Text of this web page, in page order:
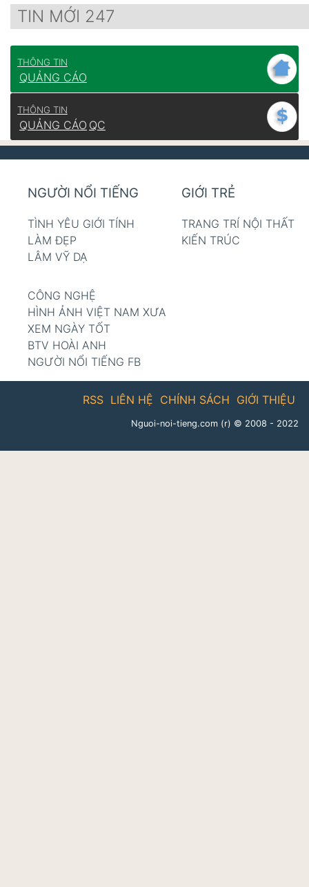
TIN MỚI 247
THÔNG TIN
QUẢNG CÁO
THÔNG TIN
QUẢNG CÁO QC
NGƯỜI NỔI TIẾNG
TÌNH YÊU GIỚI TÍNH
LÀM ĐẸP
LÂM VỸ DẠ
GIỚI TRẺ
TRANG TRÍ NỘI THẤT
KIẾN TRÚC
CÔNG NGHỆ
HÌNH ẢNH VIỆT NAM XƯA
XEM NGÀY TỐT
BTV HOÀI ANH
NGƯỜI NỔI TIẾNG FB
GIỚI THIỆU
CHÍNH SÁCH
LIÊN HỆ
RSS
Nguoi-noi-tieng.com (r) © 2008 - 2022